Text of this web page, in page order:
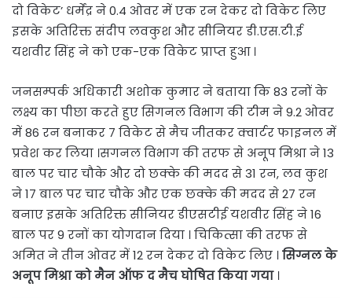
दो विकेट’ धर्मेंद्र ने 0.4 ओवर में एक रन देकर दो विकेट लिए
इसके अतिरिक्त संदीप लवकुश और सीनियर डी.एस.टी.ई
यशवीर सिंह ने को एक-एक विकेट प्राप्त हुआ ।
जनसम्पर्क अधिकारी अशोक कुमार ने बताया कि 83 रनों के
लक्ष्य का पीछा करते हुए सिगनल विभाग की टीम ने 9.2 ओवर
में 86 रन बनाकर 7 विकेट से मैच जीतकर क्वार्टर फाइनल में
प्रवेश कर लिया ।सगनल विभाग की तरफ से अनूप मिश्रा ने 13
बाल पर चार चौके और दो छक्के की मदद से 31 रन, लव कुश
ने 17 बाल पर चार चौके और एक छक्के की मदद से 27 रन
बनाए इसके अतिरिक्त सीनियर डीएसटीई यशवीर सिंह ने 16
बाल पर 9 रनों का योगदान दिया । चिकित्सा की तरफ से
अमित ने तीन ओवर में 12 रन देकर दो विकेट लिए ।सिग्नल के
अनूप मिश्रा को मैन ऑफ द मैच घोषित किया गया ।